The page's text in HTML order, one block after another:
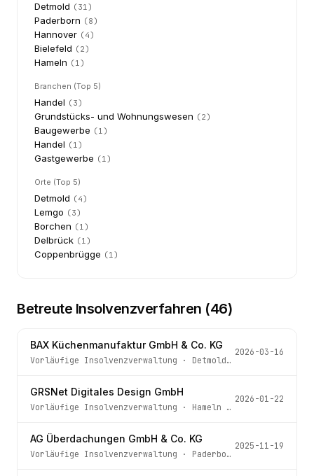
Detmold (31)
Paderborn (8)
Hannover (4)
Bielefeld (2)
Hameln (1)
Branchen (Top 5)
Handel (3)
Grundstücks- und Wohnungswesen (2)
Baugewerbe (1)
Handel (1)
Gastgewerbe (1)
Orte (Top 5)
Detmold (4)
Lemgo (3)
Borchen (1)
Delbrück (1)
Coppenbrügge (1)
Betreute Insolvenzverfahren (46)
BAX Küchenmanufaktur GmbH & Co. KG
Vorläufige Insolvenzverwaltung · Detmold· Az.
2026-03-16
GRSNet Digitales Design GmbH
Vorläufige Insolvenzverwaltung · Hameln
2026-01-22
AG Überdachungen GmbH & Co. KG
Vorläufige Insolvenzverwaltung · Paderborn
2025-11-19